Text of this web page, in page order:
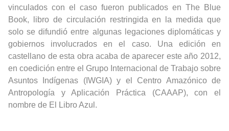
vinculados con el caso fueron publicados en The Blue
Book, libro de circulación restringida en la medida que
solo se difundió entre algunas legaciones diplomáticas y
gobiernos involucrados en el caso. Una edición en
castellano de esta obra acaba de aparecer este año 2012,
en coedición entre el Grupo Internacional de Trabajo sobre
Asuntos Indígenas (IWGIA) y el Centro Amazónico de
Antropología y Aplicación Práctica (CAAAP), con el
nombre de El Libro Azul.